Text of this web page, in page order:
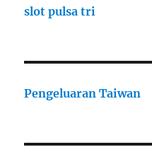
slot pulsa tri
Pengeluaran Taiwan